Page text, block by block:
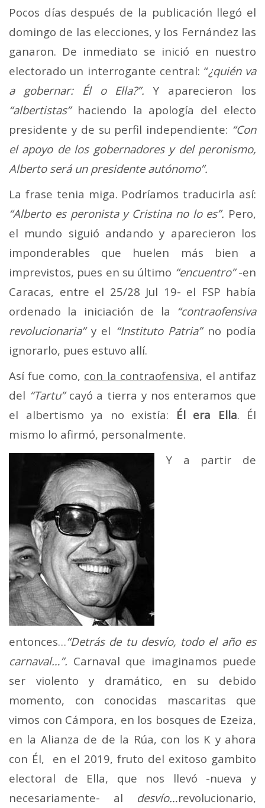
Pocos días después de la publicación llegó el
domingo de las elecciones, y los Fernández las
ganaron. De inmediato se inició en nuestro
electorado un interrogante central: “¿quién va
a gobernar: Él o Ella?”. Y aparecieron los
“albertistas”haciendo la apología del electo
presidente y de su perfil independiente: “Con
el apoyo de los gobernadores y del peronismo,
Alberto será un presidente autónomo”.
La frase tenia miga. Podríamos traducirla así:
“Alberto es peronista y Cristina no lo es”. Pero,
el mundo siguió andando y aparecieron los
imponderables que huelen más bien a
imprevistos, pues en su último “encuentro”-en
Caracas, entre el 25/28 Jul 19- el FSP había
ordenado la iniciación de la “contraofensiva
revolucionaria”y el “Instituto Patria”no podía
ignorarlo, pues estuvo allí.
Así fue como, con la contraofensiva, el antifaz
del “Tartu”cayó a tierra y nos enteramos que
el albertismo ya no existía: Él era Ella. Él
mismo lo afirmó, personalmente.
Y a partir de
entonces…“Detrás de tu desvío, todo el año es
carnaval…”. Carnaval que imaginamos puede
ser violento y dramático, en su debido
momento, con conocidas mascaritas que
vimos con Cámpora, en los bosques de Ezeiza,
en la Alianza de de la Rúa, con los K y ahora
con Él, en el 2019, fruto del exitoso gambito
electoral de Ella, que nos llevó -nueva y
necesariamente- al desvío…revolucionario,